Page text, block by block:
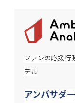
ファンの応援行
デル
アンバサダ